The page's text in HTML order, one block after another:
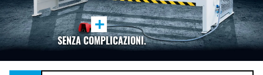
+
SENZA COMPLICAZIONI.